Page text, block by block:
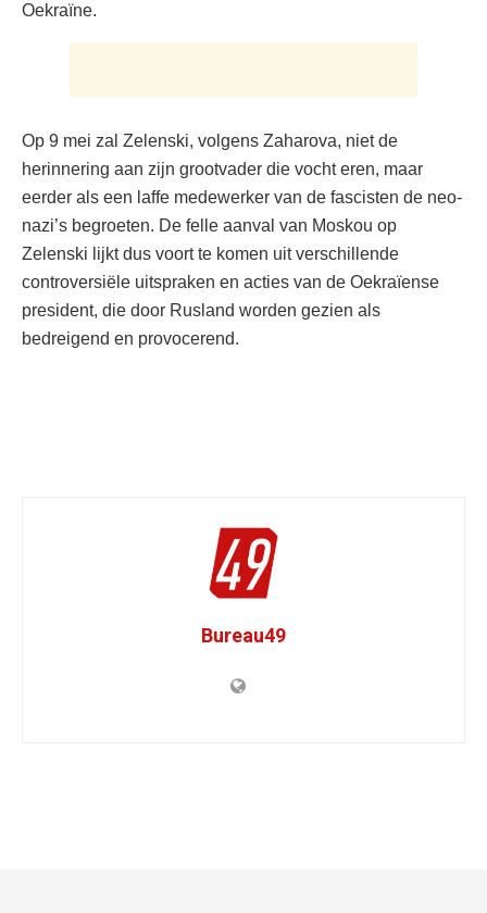
Oekraïne.
Op 9 mei zal Zelenski, volgens Zaharova, niet de
herinnering aan zijn grootvader die vocht eren, maar
eerder als een laffe medewerker van de fascisten de neo-
nazi’s begroeten. De felle aanval van Moskou op
Zelenski lijkt dus voort te komen uit verschillende
controversiële uitspraken en acties van de Oekraïense
president, die door Rusland worden gezien als
bedreigend en provocerend.
Bureau49